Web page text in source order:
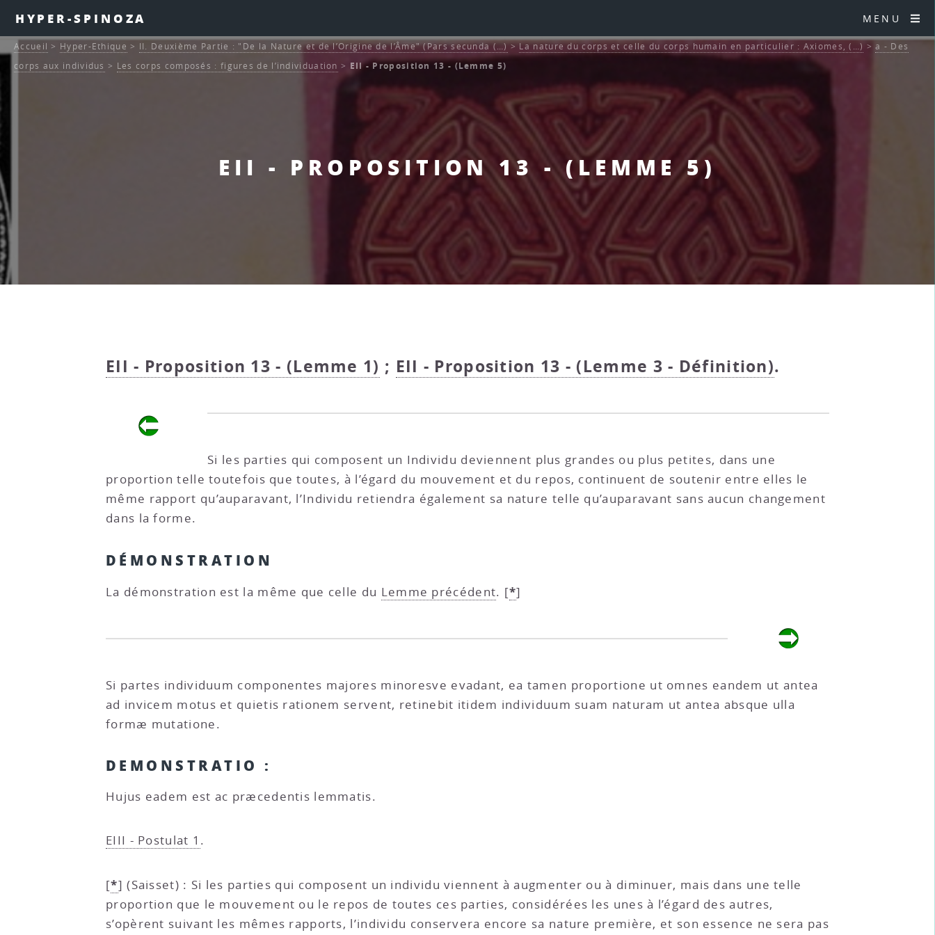
HYPER-SPINOZA MENU
EII - PROPOSITION 13 - (LEMME 5)
Accueil > Hyper-Ethique > II. Deuxième Partie : "De la Nature et de l’Origine de l’Âme" (Pars secunda (…)>La nature du corps et celle du corps humain en particulier : Axiomes, (…) >a - Des
corps aux individus > Les corps composés : figures de l’individuation > EII - Proposition 13 - (Lemme 5)
EII - Proposition 13 - (Lemme 1) ; EII - Proposition 13 - (Lemme 3 - Définition).
Si les parties qui composent un Individu deviennent plus grandes ou plus petites, dans une
proportion telle toutefois que toutes, à l’égard du mouvement et du repos, continuent de soutenir entre elles le
même rapport qu’auparavant, l’Individu retiendra également sa nature telle qu’auparavant sans aucun changement
dans la forme.
DÉMONSTRATION
La démonstration est la même que celle du Lemme précédent. [*]
Si partes individuum componentes majores minoresve evadant, ea tamen proportione ut omnes eandem ut antea
ad invicem motus et quietis rationem servent, retinebit itidem individuum suam naturam ut antea absque ulla
formæ mutatione.
DEMONSTRATIO :
Hujus eadem est ac præcedentis lemmatis.
EIII - Postulat 1 .
[*](Saisset) : Si les parties qui composent un individu viennent à augmenter ou à diminuer, mais dans une telle
proportion que le mouvement ou le repos de toutes ces parties, considérées les unes à l’égard des autres,
s’opèrent suivant les mêmes rapports, l’individu conservera encore sa nature première, et son essence ne sera pas